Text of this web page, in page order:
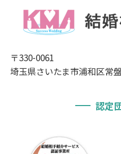
〒330-0061
埼玉県さいたま市浦和区常
認定